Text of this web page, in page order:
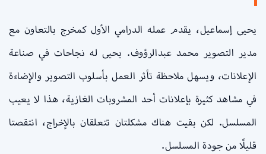
يحيى إسماعيل، يقدم عمله الدرامي الأول كمخرج بالتعاون مع
مدير التصوير محمد عبدالرؤوف. يحيى له نجاحات في صناعة
الإعلانات، ويسهل ملاحظة تأثر العمل بأسلوب التصوير والإضاءة
في مشاهد كثيرة بإعلانات أحد المشروبات الغازية، هذا لا يعيب
المسلسل. لكن بقيت هناك مشكلتان تتعلقان بالإخراج، انتقصتا
قليلًا من جودة المسلسل.